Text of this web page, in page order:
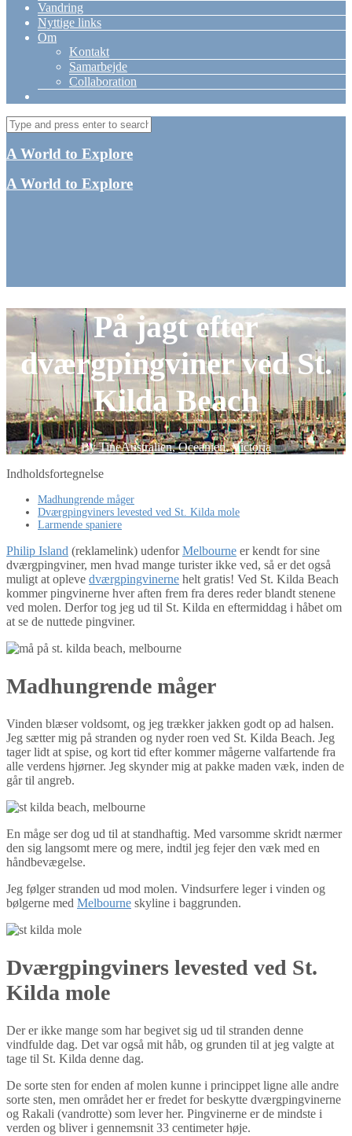
Vandring
Nyttige links
Om
Kontakt
Samarbejde
Collaboration
A World to Explore
A World to Explore
På jagt efter
dværgpingviner ved St.
Kilda Beach
ByTineAustralien,Oceanien,Victoria
Indholdsfortegnelse
Madhungrende måger
Dværgpingviners levested ved St. Kilda mole
Larmende spaniere
Philip Island (reklamelink) udenforMelbourne er kendt for sine
dværgpingviner, men hvad mange turister ikke ved, så er det også
muligt at opleve dværgpingvinerne helt gratis! Ved St. Kilda Beach
kommer pingvinerne hver aften frem fra deres reder blandt stenene
ved molen. Derfor tog jeg ud til St. Kilda en eftermiddag i håbet om
at se de nuttede pingviner.
Madhungrende måger
Vinden blæser voldsomt, og jeg trækker jakken godt op ad halsen.
Jeg sætter mig på stranden og nyder roen ved St. Kilda Beach. Jeg
tager lidt at spise, og kort tid efter kommer mågerne valfartende fra
alle verdens hjørner. Jeg skynder mig at pakke maden væk, inden de
går til angreb.
En måge ser dog ud til at standhaftig. Med varsomme skridt nærmer
den sig langsomt mere og mere, indtil jeg fejer den væk med en
håndbevægelse.
Jeg følger stranden ud mod molen. Vindsurfere leger i vinden og
bølgerne med Melbourne skyline i baggrunden.
Dværgpingviners levested ved St.
Kilda mole
Der er ikke mange som har begivet sig ud til stranden denne
vindfulde dag. Det var også mit håb, og grunden til at jeg valgte at
tage til St. Kilda denne dag.
De sorte sten for enden af molen kunne i princippet ligne alle andre
sorte sten, men området her er fredet for beskytte dværgpingvinerne
og Rakali (vandrotte) som lever her. Pingvinerne er de mindste i
verden og bliver i gennemsnit 33 centimeter høje.